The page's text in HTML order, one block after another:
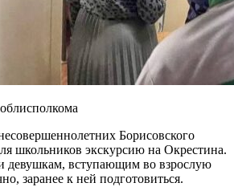
Борисовского
школьников экскурсию на Окрестина.
вступающим во взрослую
заранее к ней подготовиться.